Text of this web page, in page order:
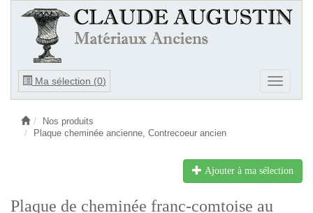
Ma sélection (0)
Ouvrir
Ouvrir
le
Nos produits
Plaque cheminée ancienne, Contrecoeur ancien
Ajouter à ma sélection
Plaque de cheminée franc-comtoise au